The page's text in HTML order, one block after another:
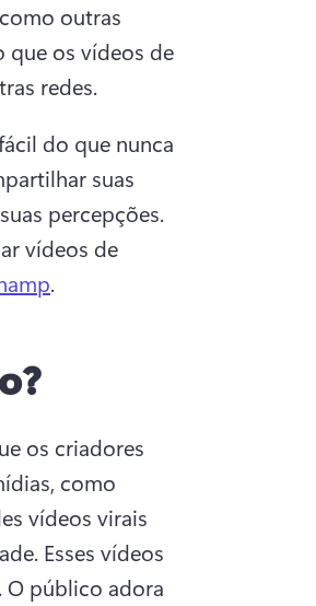
outras
que os vídeos de
redes.
do que nunca
suas
vídeos de
.
os criadores
como
vídeos virais
Esses vídeos
O público adora